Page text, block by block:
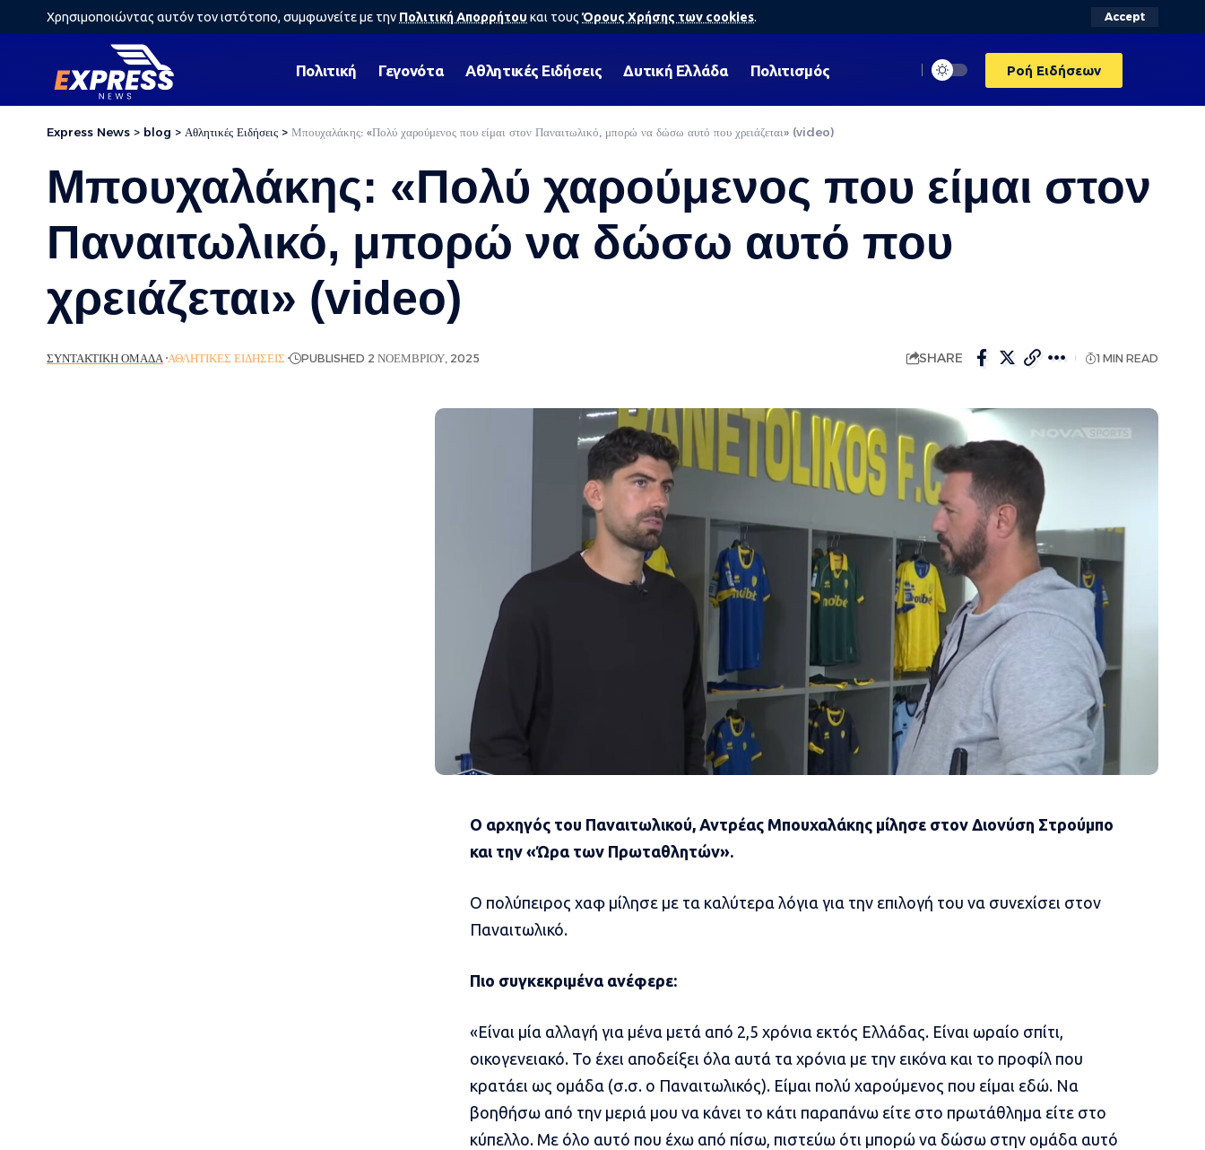
Χρησιμοποιώντας αυτόν τον ιστότοπο, συμφωνείτε με την Πολιτική Απορρήτου και τους Όρους Χρήσης των cookies. Accept
Πολιτική Γεγονότα Αθλητικές Ειδήσεις Δυτική Ελλάδα Πολιτισμός Ροή Ειδήσεων
Express News > blog > Αθλητικές Ειδήσεις > Μπουχαλάκης: «Πολύ χαρούμενος που είμαι στον Παναιτωλικό, μπορώ να δώσω αυτό που χρειάζεται» (video)
Μπουχαλάκης: «Πολύ χαρούμενος που είμαι στον
Παναιτωλικό, μπορώ να δώσω αυτό που
χρειάζεται» (video)
ΣΥΝΤΑΚΤΙΚΉ ΟΜΆΔΑ ΑΘΛΗΤΙΚΈΣ ΕΙΔΉΣΕΙΣ PUBLISHED 2 ΝΟΕΜΒΡΊΟΥ, 2025 SHARE 1 MIN READ
Ο αρχηγός του Παναιτωλικού, Αντρέας Μπουχαλάκης μίλησε στον Διονύση Στρούμπο
και την «Ώρα των Πρωταθλητών».
Ο πολύπειρος χαφ μίλησε με τα καλύτερα λόγια για την επιλογή του να συνεχίσει στον
Παναιτωλικό.
Πιο συγκεκριμένα ανέφερε:
«Είναι μία αλλαγή για μένα μετά από 2,5 χρόνια εκτός Ελλάδας. Είναι ωραίο σπίτι,
οικογενειακό. Το έχει αποδείξει όλα αυτά τα χρόνια με την εικόνα και το προφίλ που
κρατάει ως ομάδα (σ.σ. ο Παναιτωλικός). Είμαι πολύ χαρούμενος που είμαι εδώ. Να
βοηθήσω από την μεριά μου να κάνει το κάτι παραπάνω είτε στο πρωτάθλημα είτε στο
κύπελλο. Με όλο αυτό που έχω από πίσω, πιστεύω ότι μπορώ να δώσω στην ομάδα αυτό